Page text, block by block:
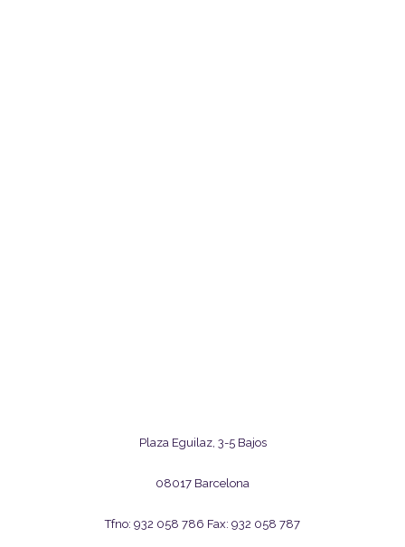
Plaza Eguilaz, 3-5 Bajos
08017 Barcelona
Tfno: 932 058 786 Fax: 932 058 787